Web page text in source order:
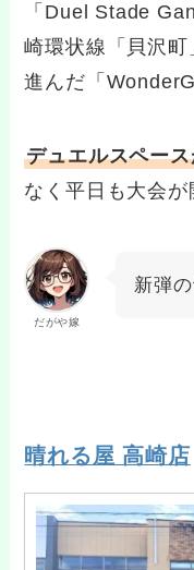
「Duel Stade
崎環状線「貝沢
進んだ「
デュエルスペー
なく平日も大会
だがや嫁
新弾
晴れる屋 高崎店